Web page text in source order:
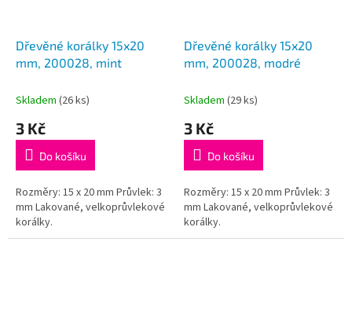
Dřevěné korálky 15x20
mm, 200028, mint
Skladem (26 ks)
3 Kč
Do košíku
Rozměry: 15 x 20 mm Průvlek: 3
mm Lakované, velkoprůvlekové
korálky.
Dřevěné korálky 15x20
mm, 200028, modré
Skladem (29 ks)
3 Kč
Do košíku
Rozměry: 15 x 20 mm Průvlek: 3
mm Lakované, velkoprůvlekové
korálky.